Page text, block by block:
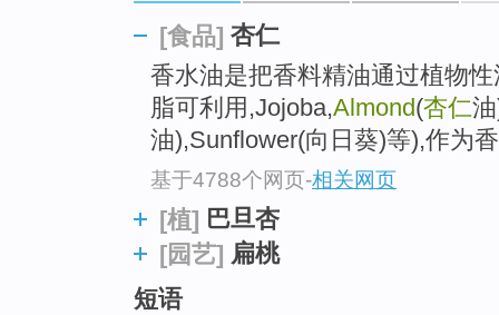
[食品] 杏仁
香水油是把香料精油通过植物
脂可利用,Jojoba,Almond(杏仁
油),Sunflower(向日葵)等),作为
基于4788个网页-相关网页
[植] 巴旦杏
[园艺] 扁桃
短语